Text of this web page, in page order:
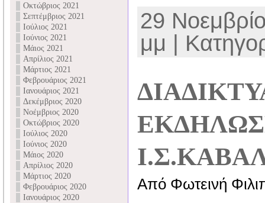
Οκτώβριος 2021
Σεπτέμβριος 2021
Ιούλιος 2021
Ιούνιος 2021
Μάιος 2021
Απρίλιος 2021
Μάρτιος 2021
Φεβρουάριος 2021
Ιανουάριος 2021
Δεκέμβριος 2020
Νοέμβριος 2020
Οκτώβριος 2020
Ιούλιος 2020
Ιούνιος 2020
Μάιος 2020
Απρίλιος 2020
Μάρτιος 2020
Φεβρουάριος 2020
Ιανουάριος 2020
29
μμ |
Από Φωτεινή